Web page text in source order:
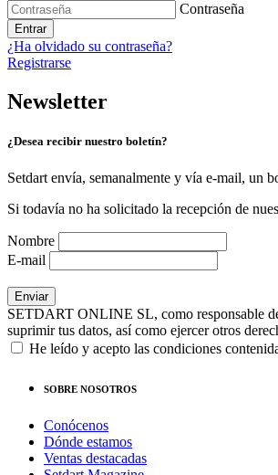
Contraseña
Entrar
¿Ha olvidado su contraseña?
Registrarse
Newsletter
¿Desea recibir nuestro boletín?
Setdart envía, semanalmente y vía e-mail, un
Si todavía no ha solicitado la recepción de
Nombre
E-mail
SETDART ONLINE SL, como responsable
suprimir tus datos, así como ejercer otros
He leído y acepto las condiciones
SOBRE NOSOTROS
Conócenos
Dónde estamos
Ventas destacadas